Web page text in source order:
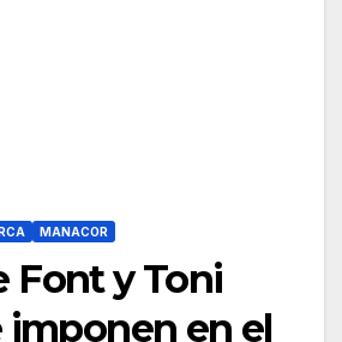
MANACOR
Font y Toni
imponen en el